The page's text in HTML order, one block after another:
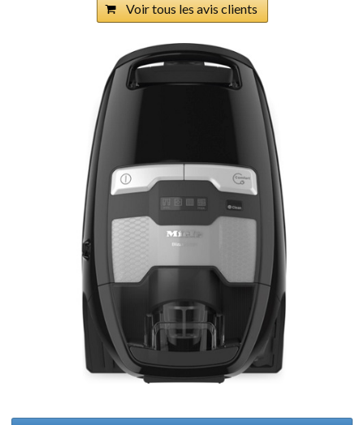
Voir tous les avis clients